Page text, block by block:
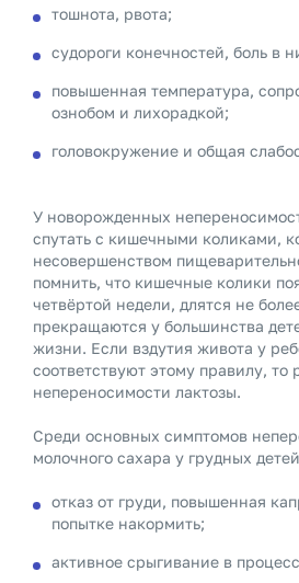
тошнота, рвота;
судороги конечностей, боль в
повышенная температура,
ознобом и лихорадкой;
головокружение и общая
У новорожденных
спутать с кишечными коликами,
несовершенством
помнить, что кишечные колики
четвёртой недели, длятся не
прекращаются у большинства
жизни. Если вздутия живота у
соответствуют этому правилу, то
непереносимости лактозы.
Среди основных симптомов
молочного сахара у грудных
отказ от груди, повышенная
попытке накормить;
активное срыгивание в